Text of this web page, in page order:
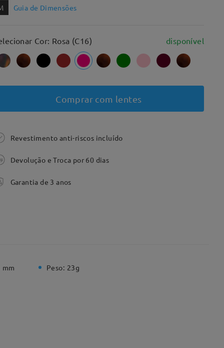
Guia de Dimensões
Cor: Rosa (C16) disponível
Comprar com lentes
Revestimento anti-riscos incluído
Devolução e Troca por 60 dias
Garantia de 3 anos
mm Peso: 23g